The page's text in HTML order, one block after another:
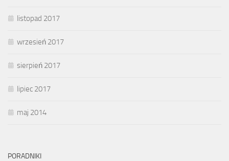
listopad 2017
wrzesień 2017
sierpień 2017
lipiec 2017
maj 2014
PORADNIKI